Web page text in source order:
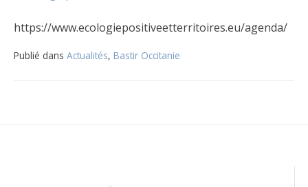
https://www.ecologiepositiveetterritoires.eu/agenda/
Publié dans Actualités, Bastir Occitanie